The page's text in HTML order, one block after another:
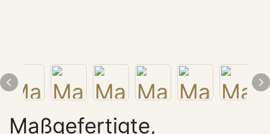
Maßgefertigte,